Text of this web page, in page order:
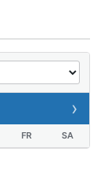
›
FR SA